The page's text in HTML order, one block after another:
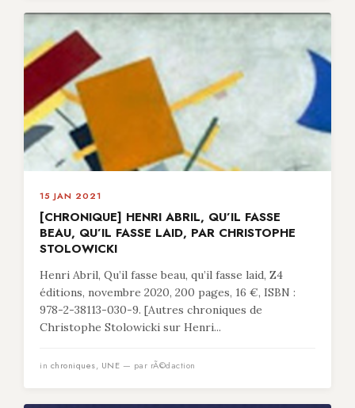
15 JAN 2021
[CHRONIQUE] HENRI ABRIL, QU’IL FASSE
BEAU, QU’IL FASSE LAID, PAR CHRISTOPHE
STOLOWICKI
Henri Abril, Qu’il fasse beau, qu’il fasse laid, Z4
éditions, novembre 2020, 200 pages, 16 €, ISBN :
978-2-38113-030-9. [Autres chroniques de
Christophe Stolowicki sur Henri...
in chroniques, UNE — par rÃ©daction